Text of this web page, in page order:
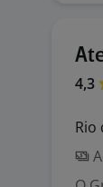
4,3
Rio